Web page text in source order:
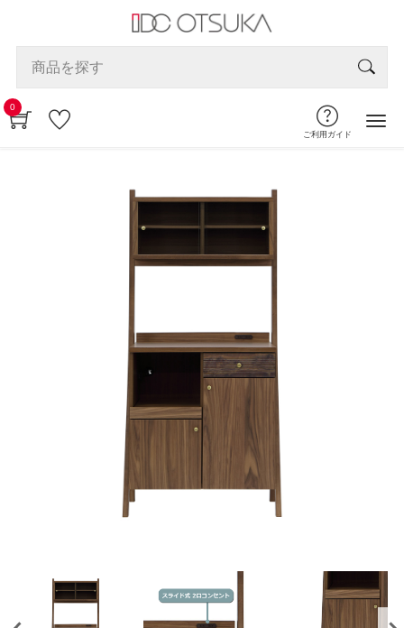
0
ご利用ガイド